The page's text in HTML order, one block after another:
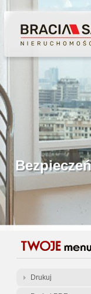
Gratis -
Drukuj